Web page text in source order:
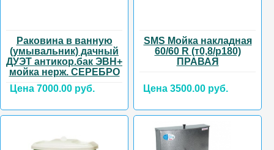
Раковина в ванную
(умывальник) дачный
ДУЭТ антикор.бак ЭВН+
мойка нерж. СЕРЕБРО
Цена 7000.00 руб.
SMS Мойка накладная
60/60 R (т0,8/р180)
ПРАВАЯ
Цена 3500.00 руб.